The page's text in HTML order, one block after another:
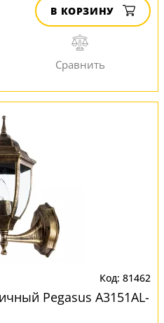
В КОРЗИНУ
81462
Pegasus A3151AL-